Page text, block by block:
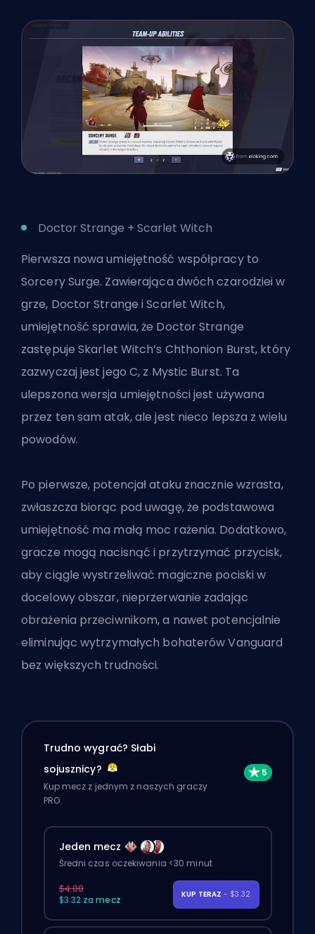
Doctor Strange + Scarlet Witch
Pierwsza nowa umiejętność współpracy to
Sorcery Surge. Zawierająca dwóch czarodziei w
grze, Doctor Strangei Scarlet Witch,
umiejętność sprawia, że Doctor Strange
zastępuje Skarlet Witch’s Chthonion Burst, który
zazwyczaj jest jego C, z Mystic Burst. Ta
ulepszona wersja umiejętności jest używana
przez ten sam atak, ale jest nieco lepsza z wielu
powodów.
Po pierwsze, potencjał ataku znacznie wzrasta,
zwłaszcza biorąc pod uwagę, że podstawowa
umiejętność ma małą moc rażenia. Dodatkowo,
gracze mogą nacisnąć i przytrzymać przycisk,
aby ciągle wystrzeliwać magiczne pociski w
docelowy obszar, nieprzerwanie zadając
obrażenia przeciwnikom, a nawet potencjalnie
eliminując wytrzymałych bohaterów Vanguard
bez większych trudności.
Trudno wygrać? Słabi
sojusznicy?
Kup mecz z jednym z naszych graczy
PRO.
Jeden mecz
Średni czas oczekiwania <30 minut
$4.00
$3.32 za mecz
KUP TERAZ - $3.32